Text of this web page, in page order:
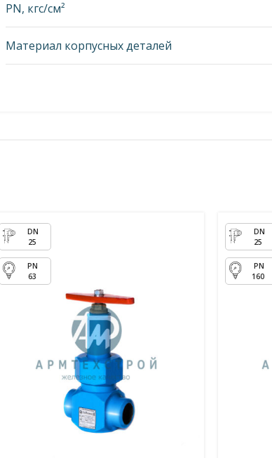
PN, кгс/см²
Материал корпусных деталей
25
63
25
160